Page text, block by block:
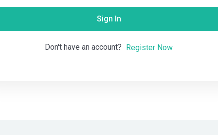
Sign In
Don't have an account? Register Now